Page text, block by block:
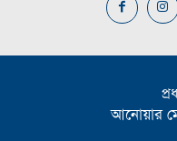
আনোয়ার